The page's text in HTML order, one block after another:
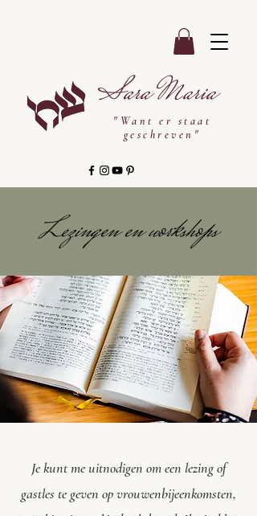
Sara Maria
"Want er staat
geschreven"
Lezingen en workshops
Je kunt me uitnodigen om een lezing of
gastles te geven op vrouwenbijeenkomsten,